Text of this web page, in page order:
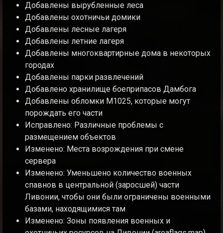
Добавлены вырубленные леса
Добавлены охотничьи домики
Добавлены лесные лагеря
Добавлены летние лагеря
Добавлены многоквартирные дома в некоторых
городах
Добавлены парки развлечений
Добавлено хранилище боеприпасов Дамбога
Добавлены обломки M1025, которые могут
порождать его части
Исправлено: Различные проблемы с
размещением объектов
Изменено: Места возрождения при смене
сервера
Изменено: Уменьшено количество военных
спавнов в центральной (заросшей) части
Ливонии, чтобы они были ограничены военными
базами, находящимися там
Изменено: Зоны появления военных и